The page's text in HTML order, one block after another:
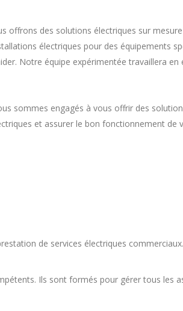
offrons des solutions électriques sur
électriques pour des équipements
Notre équipe expérimentée travaillera en
sommes engagés à vous offrir des
et assurer le bon fonctionnement de
de services électriques
Ils sont formés pour gérer tous les